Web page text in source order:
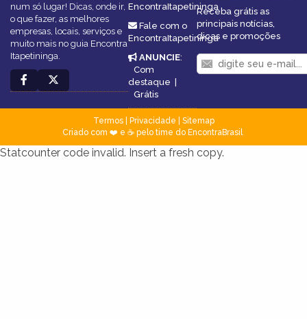
num só lugar! Dicas, onde ir,
o que fazer, as melhores
empresas, locais, serviços e
muito mais no guia Encontra
Itapetininga.
EncontraItapetininga
Fale com o
EncontraItapetininga
ANUNCIE:
Com
destaque |
Grátis
Receba grátis as
principais notícias,
dicas e promoções
Termos| Privacidade
Sitemap
Criado com ❤️ e ☕ pelo time do EncontraBrasil
Statcounter code invalid. Insert a fresh copy.